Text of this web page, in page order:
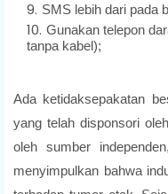
SMS lebih dari pada
Gunakan telepon
tanpa kabel);
Ada ketidaksepakatan
yang telah disponsori
oleh sumber
menyimpulkan bahwa